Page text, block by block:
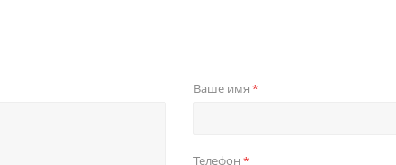
Ваше имя *
Телефон *